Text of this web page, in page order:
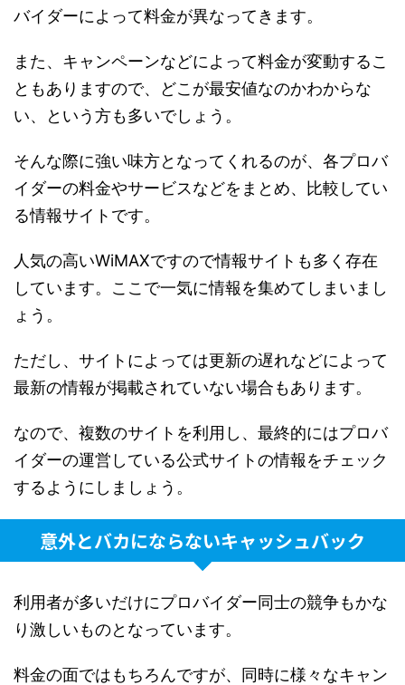
バイダーによって料金が異なってきます。
また、キャンペーンなどによって料金が変動するこ
ともありますので、どこが最安値なのかわからな
い、という方も多いでしょう。
そんな際に強い味方となってくれるのが、各プロバ
イダーの料金やサービスなどをまとめ、比較してい
る情報サイトです。
人気の高いWiMAXですので情報サイトも多く存在
しています。ここで一気に情報を集めてしまいまし
ょう。
ただし、サイトによっては更新の遅れなどによって
最新の情報が掲載されていない場合もあります。
なので、複数のサイトを利用し、最終的にはプロバ
イダーの運営している公式サイトの情報をチェック
するようにしましょう。
意外とバカにならないキャッシュバック
利用者が多いだけにプロバイダー同士の競争もかな
り激しいものとなっています。
料金の面ではもちろんですが、同時に様々なキャン